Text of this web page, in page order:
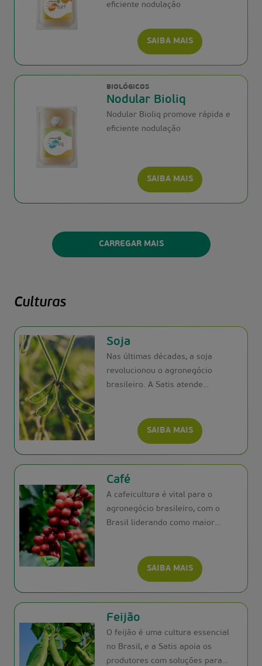
eficiente nodulação
SAIBA MAIS
BIOLÓGICOS
Nodular Bioliq
Nodular Bioliq promove rápida e
eficiente nodulação
SAIBA MAIS
CARREGAR MAIS
Culturas
Soja
Nas últimas décadas, a soja
revolucionou o agronegócio
brasileiro. A Satis atende
manejo biológico e adjuvantes,
garantindo lavouras mais
produtivas e equilibradas.
SAIBA MAIS
Café
A cafeicultura é vital para o
agronegócio brasileiro, com o
Brasil liderando como maior
nutrifisiologia e adjuvantes para
aumentar a produtividade e
rentabilidade, promovendo um
melhorando a saúde das plantas
e a uniformidade da maturação.
SAIBA MAIS
Feijão
O feijão é uma cultura essencial
no Brasil, e a Satis apoia os
produtores com soluções para